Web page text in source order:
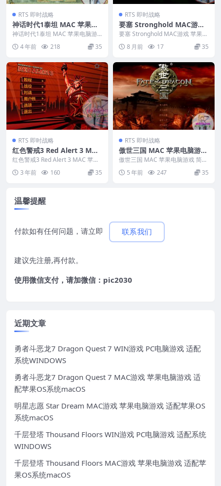
RTS 即时战略
神话时代1泰坦 MAC 苹果电
脑游戏 繁体中文版 支援10.1
3 10.14 10.15 11 12 适用于
APPLE CPU
神话时代1泰坦 MAC 苹果电脑游
戏 繁体中文版 支援10.13 10.14
1... 4 年前 218 35
RTS 即时战略
要塞 Stronghold MAC游戏
苹果电脑游戏 适配苹果OS系
统macOS
要塞 Stronghold MAC游戏 苹果电
脑游戏 适配苹果OS系统macOS...
8 月前 17 35
RTS 即时战略
红色警戒3 Red Alert 3 MAC
苹果电脑游戏 繁体中文版 支
援12 13 14
红色警戒3 Red Alert 3 MAC 苹果
电脑游戏 繁体中文版 支援12 ...
3 年前 160 35
RTS 即时战略
傲世三国 MAC 苹果电脑游戏
简体中文版 支援10.13 10.14
10.15 11 12 适用于APPLE C
PU
傲世三国 MAC 苹果电脑游戏 简体
中文版 支援10.13 10.14 10.1...
5 年前 247 35
温馨提醒
付款如有任何问题，请立即 联系我们
建议先注册,再付款。
使用微信支付，请加微信：pic2030
近期文章
勇者斗恶龙7 Dragon Quest 7 WIN游戏 PC电脑游戏 适配
系统WINDOWS
勇者斗恶龙7 Dragon Quest 7 MAC游戏 苹果电脑游戏 适
配苹果OS系统macOS
明星志愿 Star Dream MAC游戏 苹果电脑游戏 适配苹果OS
系统macOS
千层登塔 Thousand Floors WIN游戏 PC电脑游戏 适配系统
WINDOWS
千层登塔 Thousand Floors MAC游戏 苹果电脑游戏 适配苹
果OS系统macOS